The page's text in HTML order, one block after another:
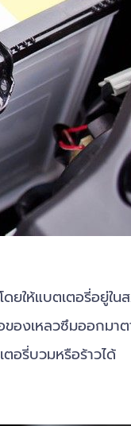
ห้แบตเตอรี่อยู่ใน
ของเหลวซึมออกม
อรี่บวมหรือร้าวได้